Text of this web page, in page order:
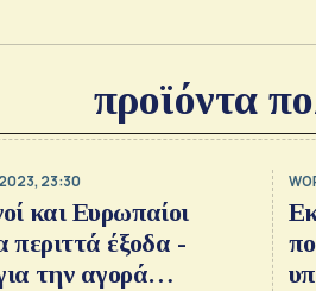
προϊόντα
23:30
και Ευρωπαίοι
περιττά έξοδα -
την αγορά